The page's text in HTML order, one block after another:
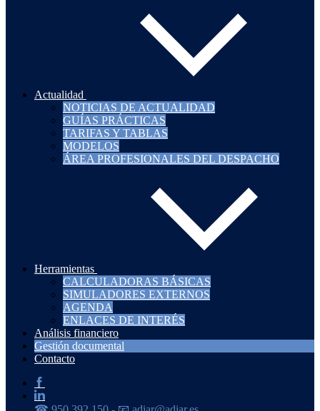
Actualidad
NOTICIAS DE ACTUALIDAD
GUÍAS PRÁCTICAS
TARIFAS Y TABLAS
MODELOS
ÁREA PROFESIONALES DEL DESPACHO
Herramientas
CALCULADORAS BÁSICAS
SIMULADORES EXTERNOS
AGENDA
ENLACES DE INTERÉS
Análisis financiero
Gestión documental
Contacto